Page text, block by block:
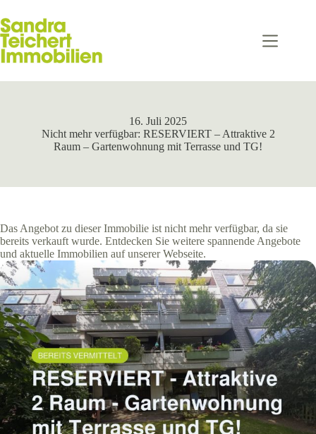
Inhalt
springen
16. Juli 2025
Nicht mehr verfügbar: RESERVIERT – Attraktive 2
Raum – Gartenwohnung mit Terrasse und TG!
Das Angebot zu dieser Immobilie ist nicht mehr verfügbar, da sie
bereits verkauft wurde. Entdecken Sie weitere spannende Angebote
und aktuelle Immobilien auf unserer Webseite.